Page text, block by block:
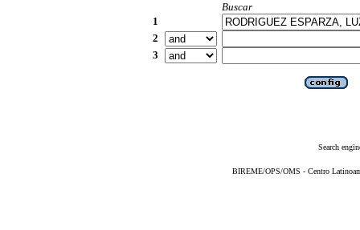
Buscar
1
2
3
Search
BIREME/OPS/OMS - Centro